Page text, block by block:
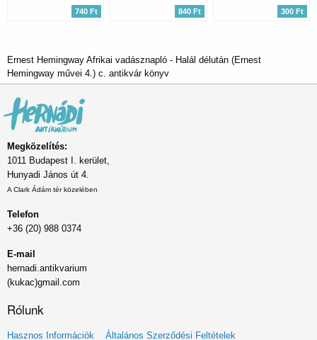
740 Ft 840 Ft 300 Ft
Ernest Hemingway Afrikai vadásznapló - Halál délután (Ernest
Hemingway művei 4.) c. antikvár könyv
Megközelítés:
1011 Budapest I. kerület,
Hunyadi János út 4.
A Clark Ádám tér közelében
Telefon
+36 (20) 988 0374
E-mail
hernadi.antikvarium
(kukac)gmail.com
Rólunk
Lábléc
Hasznos Információk Általános Szerződési Feltételek